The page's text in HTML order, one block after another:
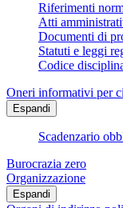
Riferimenti
Atti
Documenti di
Statuti e leggi
Codice
Oneri informativi per
Espandi
Scadenzario
Burocrazia zero
Organizzazione
Espandi